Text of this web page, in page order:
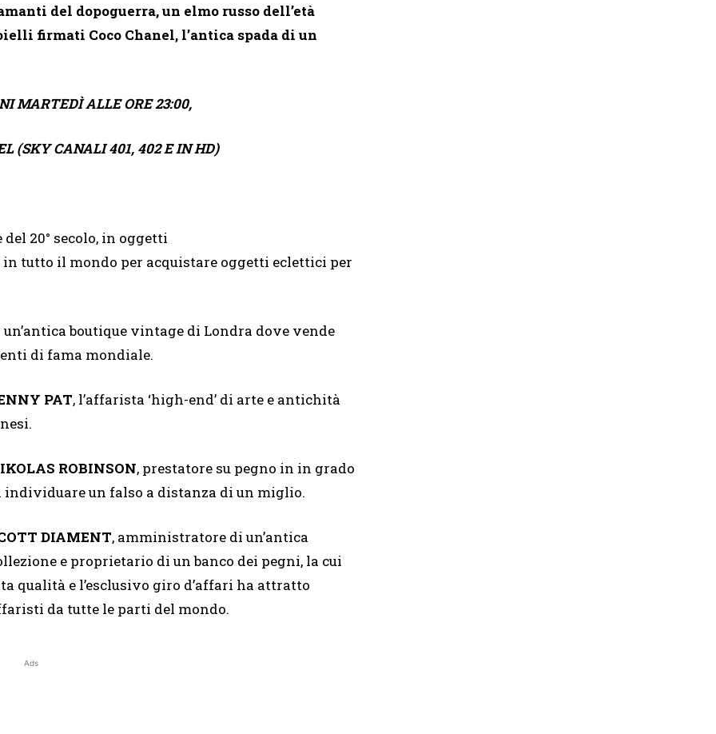
del dopoguerra, un elmo russo dell’età
firmati Coco Chanel, l’antica spada di un
MARTEDÌ ALLE ORE 23:00,
(SKY CANALI 401, 402 E IN HD)
20° secolo, in oggetti
tutto il mondo per acquistare oggetti eclettici per
boutique vintage di Londra dove vende
di fama mondiale.
PAT, l’affarista ‘high-end’ di arte e antichità
ROBINSON, prestatore su pegno in in grado
individuare un falso a distanza di un miglio.
DIAMENT, amministratore di un’antica
e proprietario di un banco dei pegni, la cui
qualità e l’esclusivo giro d’affari ha attratto
da tutte le parti del mondo.
Ads